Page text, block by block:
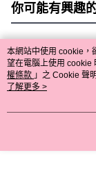
你可能有興趣
熱門標籤
本網站中使用 cookie，
望在電腦上使用 cookie
權條款 」之 Cookie 聲
用條款之 Cookie 聲明
了解更多 >